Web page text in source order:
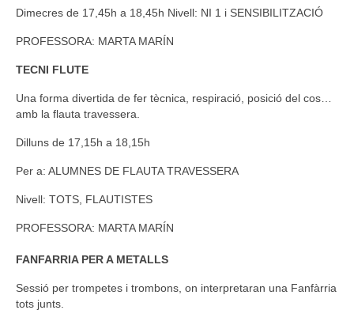
Dimecres de 17,45h a 18,45h Nivell: NI 1 i SENSIBILITZACIÓ
PROFESSORA: MARTA MARÍN
TECNI FLUTE
Una forma divertida de fer tècnica, respiració, posició del cos…
amb la flauta travessera.
Dilluns de 17,15h a 18,15h
Per a: ALUMNES DE FLAUTA TRAVESSERA
Nivell: TOTS, FLAUTISTES
PROFESSORA: MARTA MARÍN
FANFARRIA PER A METALLS
Sessió per trompetes i trombons, on interpretaran una Fanfàrria
tots junts.